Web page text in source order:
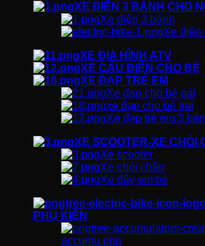
XE ĐIỆN 3 BÁNH CHO
Xe điện 3 bánh
Xe điện
XE ĐỊA HÌNH ATV
XE CẨU ĐIỆN CHO BÉ
XE ĐẠP TRẺ EM
Xe đạp cho bé gái
xe đạp cho bé trai
Xe đạp trẻ em 3
XE SCOOTER-XE CHÒI
Xe scooter
Xe chòi chân
Xe đẩy em bé
PHỤ KIỆN